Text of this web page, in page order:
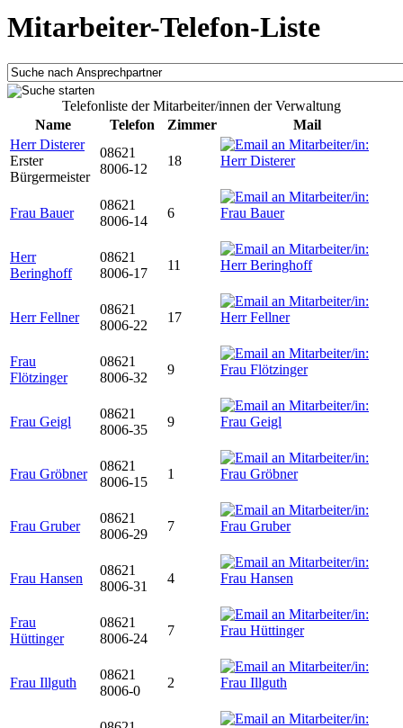
Mitarbeiter-Telefon-Liste
Telefonliste der Mitarbeiter/innen der Verwaltung
Name
Telefon Zimmer
Mail
Herr Disterer
Erster
Bürgermeister
08621
8006-12
18
Frau Bauer
08621
8006-14
6
Herr
Beringhoff
08621
8006-17
11
Herr Fellner
08621
8006-22
17
Frau
Flötzinger
08621
8006-32
9
Frau Geigl
08621
8006-35
9
Frau Gröbner
08621
8006-15
1
Frau Gruber
08621
8006-29
7
Frau Hansen
08621
8006-31
4
Frau
Hüttinger
08621
8006-24
7
Frau Illguth
08621
8006-0
2